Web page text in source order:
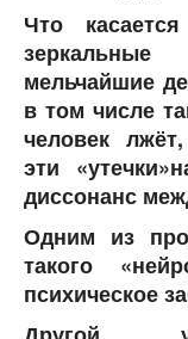
Что
мельчайшие
в том числе
человек
эти
диссонанс
Одним из
такого
психическое